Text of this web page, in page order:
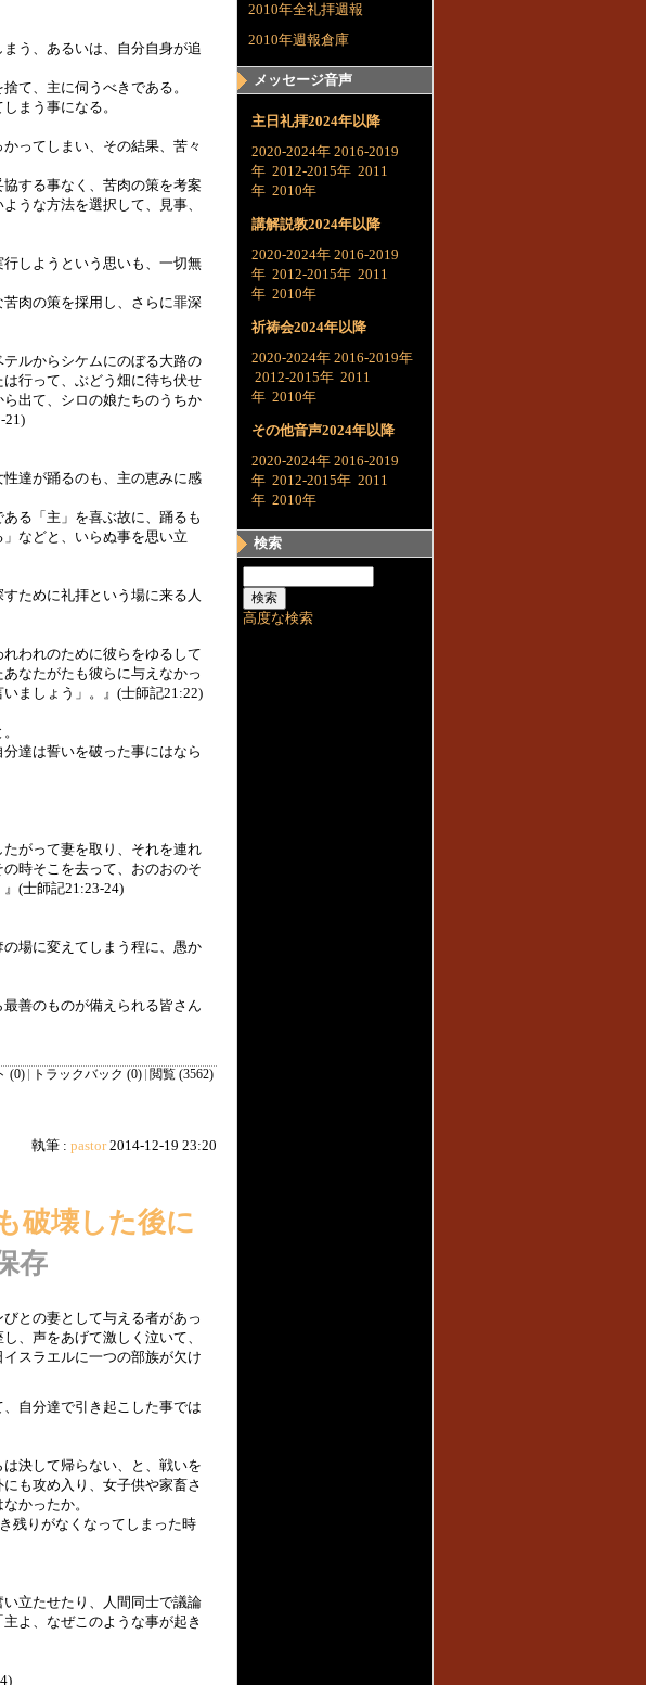
う、あるいは、自分自身が追
て、主に伺うべきである。
まう事になる。
ってしまい、その結果、苦々
する事なく、苦肉の策を考案
うな方法を選択して、見事、
しようという思いも、一切無
肉の策を採用し、さらに罪深
ルからシケムにのぼる大路の
行って、ぶどう畑に待ち伏せ
出て、シロの娘たちのうちか
21)
達が踊るのも、主の恵みに感
る「主」を喜ぶ故に、踊るも
などと、いらぬ事を思い立
ために礼拝という場に来る人
われのために彼らをゆるして
なたがたも彼らに与えなかっ
ましょう」。』(士師記21:22)
達は誓いを破った事にはなら
がって妻を取り、それを連れ
時そこを去って、おのおのそ
(士師記21:23-24)
場に変えてしまう程に、愚か
善のものが備えられる皆さん
(0) トラックバック (0) 閲覧 (3562)
執筆 : pastor 2014-12-19 23:20
破壊した後に
存
との妻として与える者があっ
、声をあげて激しく泣いて、
スラエルに一つの部族が欠け
自分達で引き起こした事では
決して帰らない、と、戦いを
も攻め入り、女子供や家畜さ
かったか。
残りがなくなってしまった時
立たせたり、人間同士で議論
よ、なぜこのような事が起き
2010年全礼拝週報
2010年週報倉庫
メッセージ音声
主日礼拝2024年以降
2020-2024年 2016-2019
年 2012-2015年 2011
年 2010年
講解説教2024年以降
2020-2024年 2016-2019
年 2012-2015年 2011
年 2010年
祈祷会2024年以降
2020-2024年 2016-2019年
2012-2015年 2011
年 2010年
その他音声2024年以降
2020-2024年 2016-2019
年 2012-2015年 2011
年 2010年
検索
高度な検索